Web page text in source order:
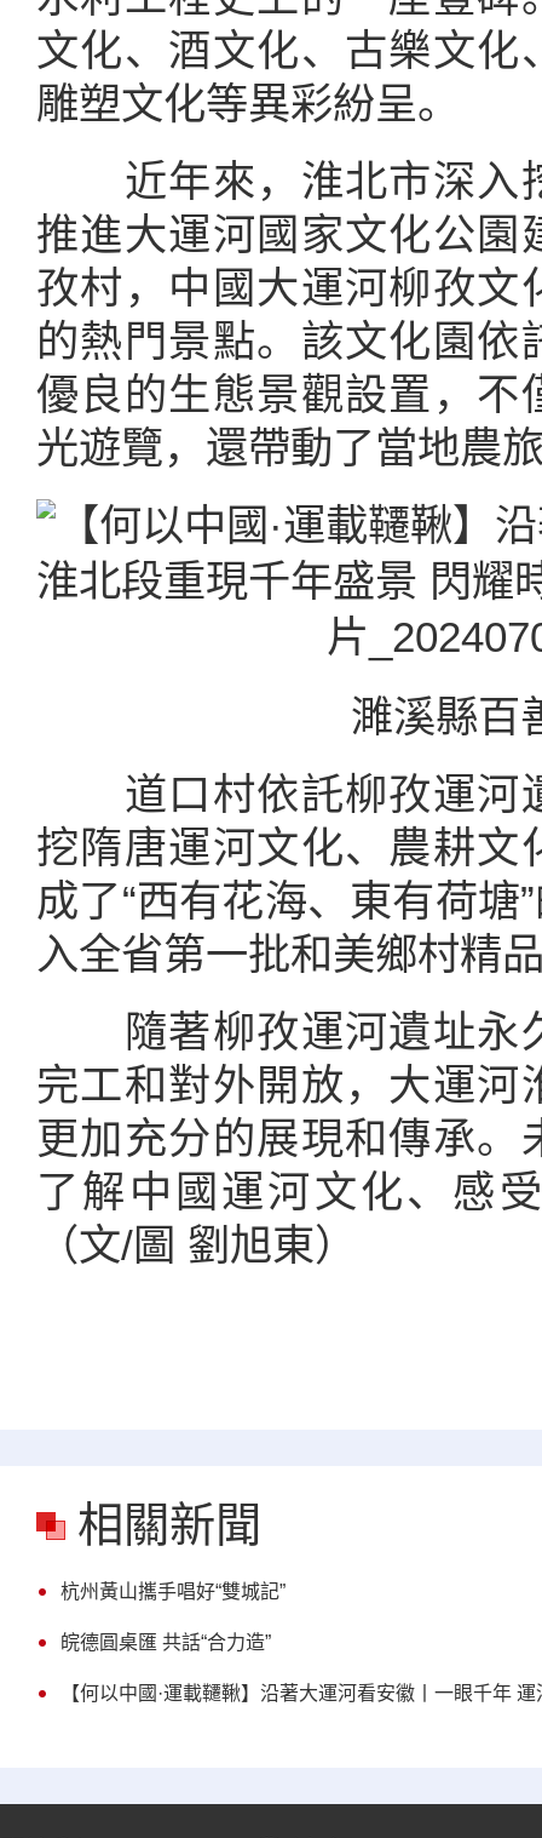
文化、酒文化、古樂文化
雕塑文化等異彩紛呈。
近年來，淮北市深入
推進大運河國家文化公園
孜村，中國大運河柳孜文
的熱門景點。該文化園
優良的生態景觀設置，不
光遊覽，還帶動了當地農
濉溪縣百
道口村依託柳孜運河
挖隋唐運河文化、農耕文
成了“西有花海、東有荷塘
入全省第一批和美鄉村精
隨著柳孜運河遺址永
完工和對外開放，大運河
更加充分的展現和傳承。
了解中國運河文化、感
（文/圖 劉旭東）
相關新聞
杭州黃山攜手唱好“雙城記”
皖德圓桌匯 共話“合力造”
【何以中國·運載韆鞦】沿著大運河看安徽丨一眼千年